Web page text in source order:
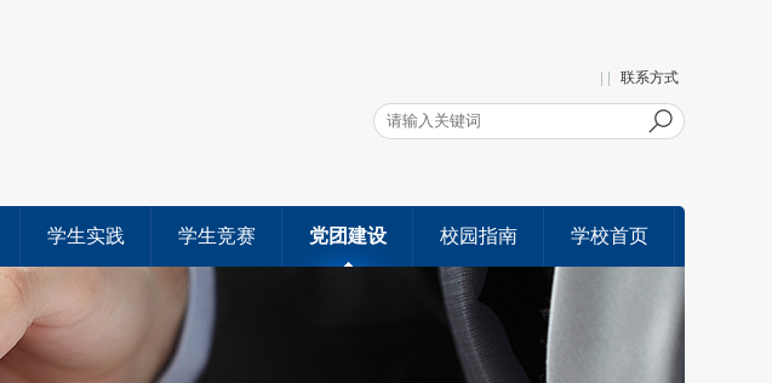
联系方式
学生实践 学生竞赛 党团建设 校园指南 学校首页